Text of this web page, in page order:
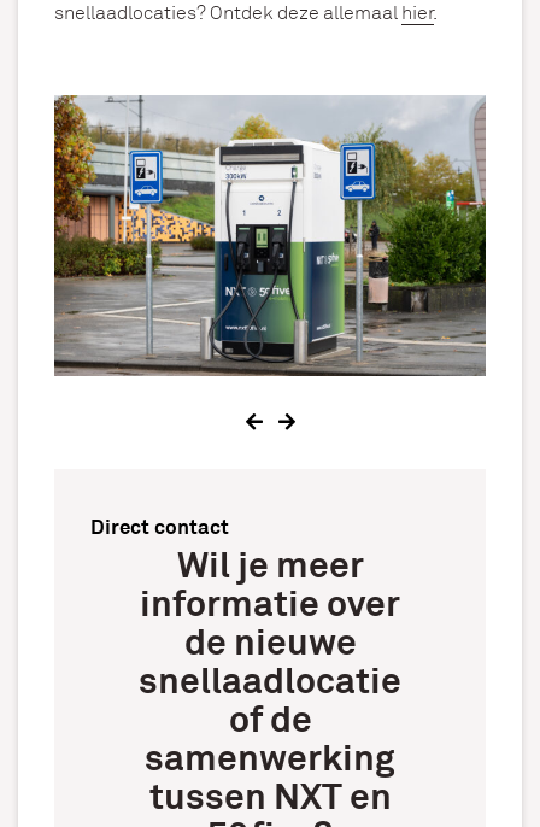
snellaadlocaties? Ontdek deze allemaal hier.
Direct contact
Wil je meer
informatie over
de nieuwe
snellaadlocatie
of de
samenwerking
tussen NXT en